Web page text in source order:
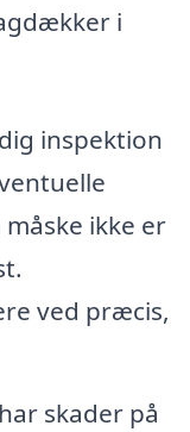
i
inspektion
ikke er
ved præcis,
skader på